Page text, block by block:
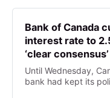
Bank of Canada
interest rate to
‘clear consensus’
Until Wednesday,
bank had kept its